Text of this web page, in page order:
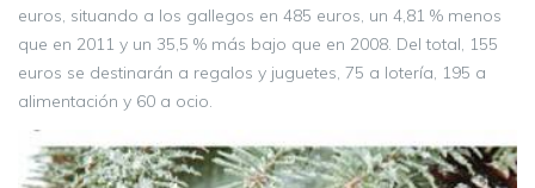
euros, situando a los gallegos en 485 euros, un 4,81 % menos
que en 2011 y un 35,5 % más bajo que en 2008. Del total, 155
euros se destinarán a regalos y juguetes, 75 a lotería, 195 a
alimentación y 60 a ocio.